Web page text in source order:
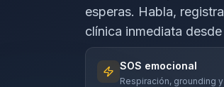
esperas. Habla,
clínica inmediata
SOS emocional
Respiración, grounding y